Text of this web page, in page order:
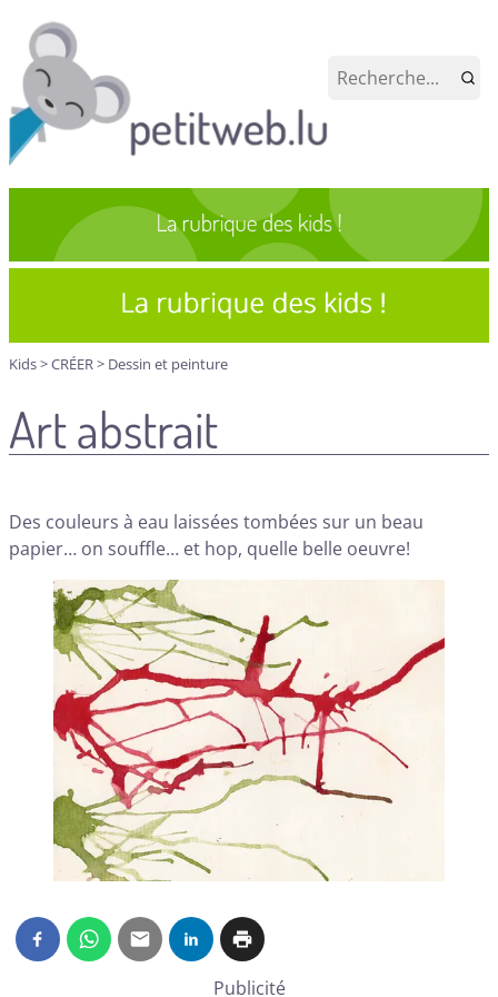
Kids>CRÉER> Dessin et peinture
Art abstrait
Des couleurs à eau laissées tombées sur un beau
papier… on souffle… et hop, quelle belle oeuvre!
Publicité